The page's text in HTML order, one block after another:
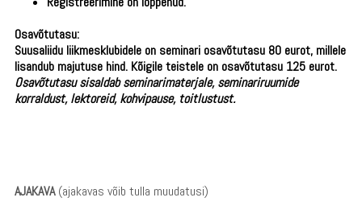
Osavõtutasu:
Suusaliidu liikmesklubidele on seminari osavõtutasu 80 eurot, millele
lisandub majutuse hind. Kõigile teistele on osavõtutasu 125 eurot.
Osavõtutasu sisaldab seminarimaterjale, seminariruumide
korraldust, lektoreid, kohvipause, toitlustust.
AJAKAVA(ajakavas võib tulla muudatusi)